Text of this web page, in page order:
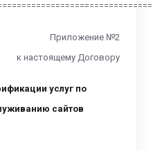
Приложение №2
к настоящему Договору
услуг по
сайтов